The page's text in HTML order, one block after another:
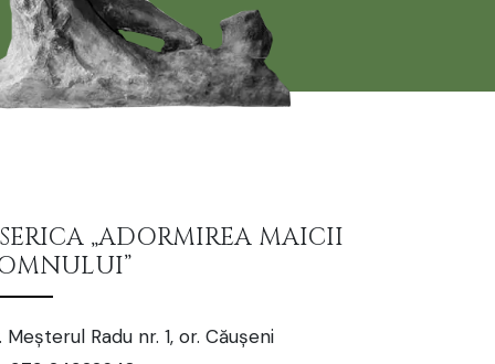
„ADORMIREA MAICII
Meșterul Radu nr. 1, or. Căușeni